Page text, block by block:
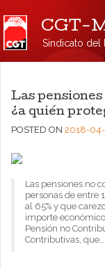
CGT-
Sindicato del
Las
¿a quién
POSTED ON 2018-04-
Las pensiones no
personas de entre
al 65% y que
importe
Pensión no
Contributivas, que…